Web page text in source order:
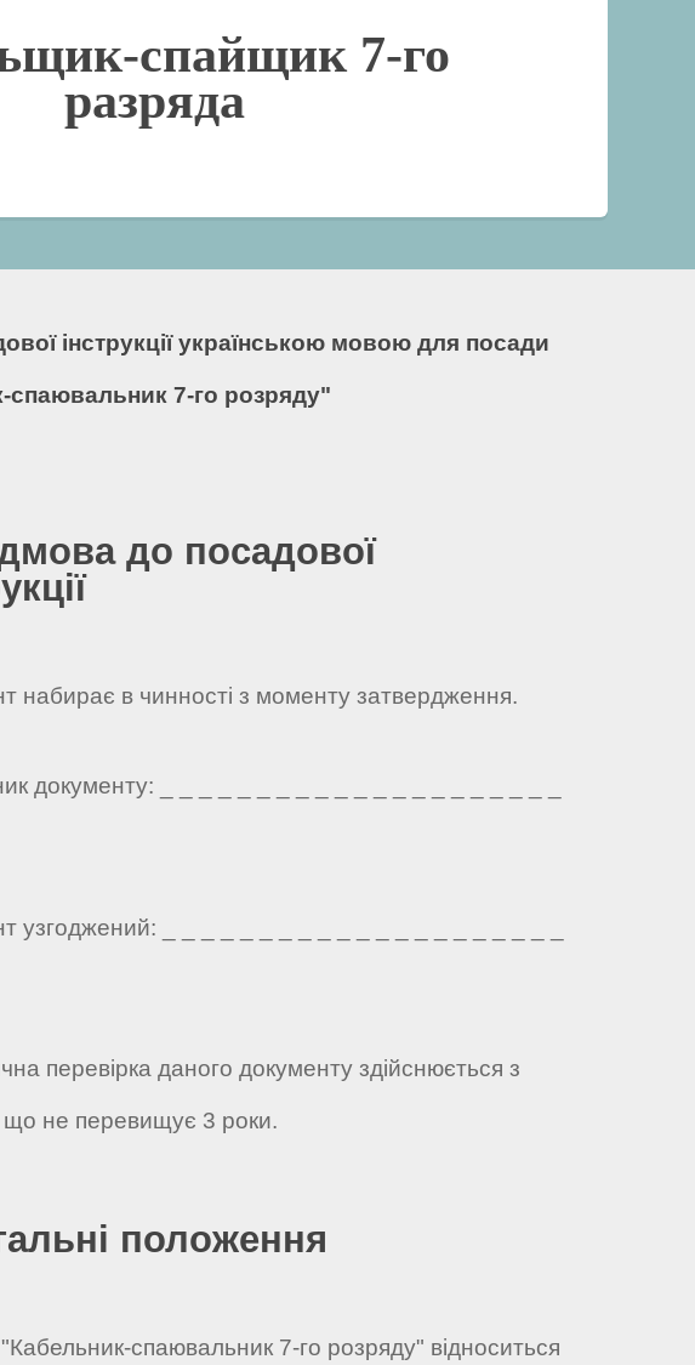
спайщик 7-го
разряда
інструкції українською мовою для посади
спаювальник 7-го розряду"
до посадової
набирає в чинності з моменту затвердження.
документу: _ _ _ _ _ _ _ _ _ _ _ _ _ _ _ _ _ _ _ _ _
узгоджений: _ _ _ _ _ _ _ _ _ _ _ _ _ _ _ _ _ _ _ _ _
перевірка даного документу здійснюється з
що не перевищує 3 роки.
положення
спаювальник 7-го розряду" відноситься